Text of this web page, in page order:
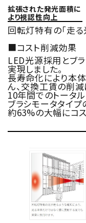
拡張された発光面積に
より視認性向上
回転灯特有の「走る
■コスト削減効果
LED光源採用とブ
実現しました。
長寿命化により本
ん、交換工賃の削減
10年間でのトータ
ブラシモータタイプ
約63%の大幅にコ